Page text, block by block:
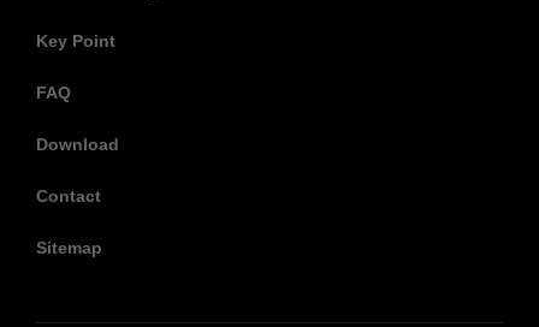
Key Point
FAQ
Download
Contact
Sitemap